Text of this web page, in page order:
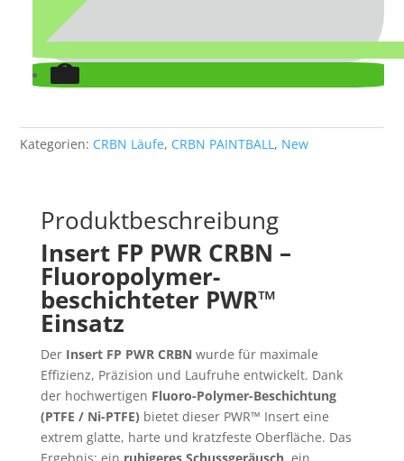
Kategorien: CRBN Läufe, CRBN PAINTBALL, New
Produktbeschreibung
Insert FP PWR CRBN –
Fluoropolymer-
beschichteter PWR™
Einsatz
Der Insert FP PWR CRBN wurde für maximale
Effizienz, Präzision und Laufruhe entwickelt. Dank
der hochwertigen Fluoro-Polymer-Beschichtung
(PTFE / Ni-PTFE) bietet dieser PWR™ Insert eine
extrem glatte, harte und kratzfeste Oberfläche. Das